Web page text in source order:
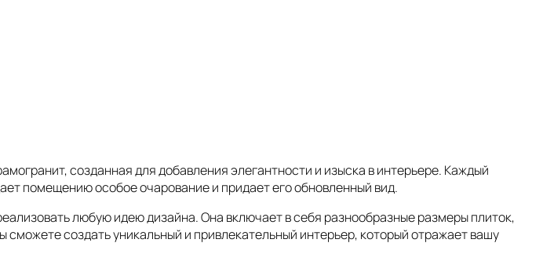
созданная для добавления элегантности и изыска в интерьере. Каждый
помещению особое очарование и придает его обновленный вид.
любую идею дизайна. Она включает в себя разнообразные размеры плиток,
создать уникальный и привлекательный интерьер, который отражает вашу